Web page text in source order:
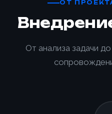
ОТ
От анализа задачи